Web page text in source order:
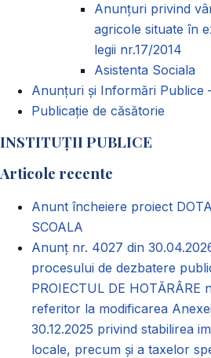
Anunţuri privind
agricole situate în
legii nr.17/2014
Asistenta Sociala
Anunțuri și Informări Publice
Publicație de căsătorie
INSTITUȚII PUBLICE
Articole recente
Anunt încheiere proiect
SCOALA
Anunț nr. 4027 din
procesului de dezbatere
PROIECTUL DE HOTĂRÂRE
referitor la modificarea
30.12.2025 privind stabilirea
locale, precum și a taxelor